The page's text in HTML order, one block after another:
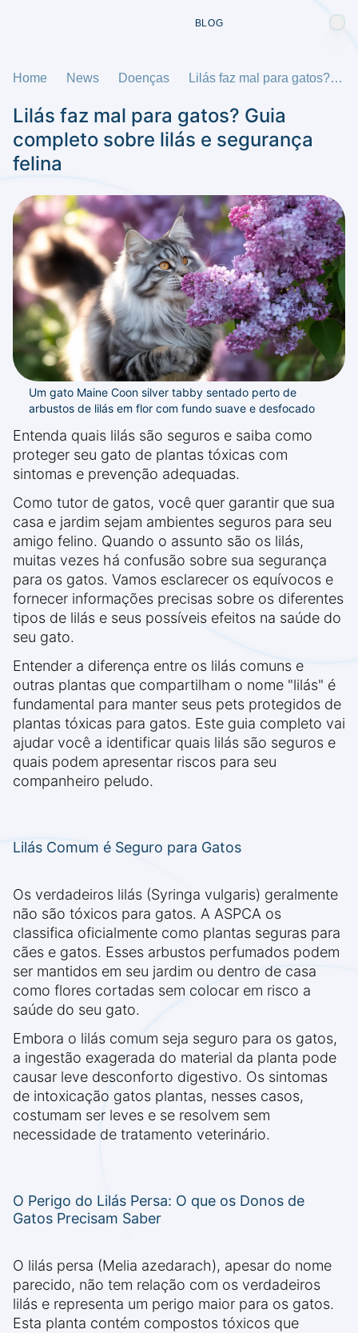
BLOG
Home News Doenças Lilás faz mal para gatos? Guia completo sobre lilás e segurança felina
Lilás faz mal para gatos? Guia
completo sobre lilás e segurança
felina
Um gato Maine Coon silver tabby sentado perto de
arbustos de lilás em flor com fundo suave e desfocado
Entenda quais lilás são seguros e saiba como
proteger seu gato de plantas tóxicas com
sintomas e prevenção adequadas.
Como tutor de gatos, você quer garantir que sua
casa e jardim sejam ambientes seguros para seu
amigo felino. Quando o assunto são os lilás,
muitas vezes há confusão sobre sua segurança
para os gatos. Vamos esclarecer os equívocos e
fornecer informações precisas sobre os diferentes
tipos de lilás e seus possíveis efeitos na saúde do
seu gato.
Entender a diferença entre os lilás comuns e
outras plantas que compartilham o nome "lilás" é
fundamental para manter seus pets protegidos de
plantas tóxicas para gatos. Este guia completo vai
ajudar você a identificar quais lilás são seguros e
quais podem apresentar riscos para seu
companheiro peludo.
Lilás Comum é Seguro para Gatos
Os verdadeiros lilás (Syringa vulgaris) geralmente
não são tóxicos para gatos. A ASPCA os
classifica oficialmente como plantas seguras para
cães e gatos. Esses arbustos perfumados podem
ser mantidos em seu jardim ou dentro de casa
como flores cortadas sem colocar em risco a
saúde do seu gato.
Embora o lilás comum seja seguro para os gatos,
a ingestão exagerada do material da planta pode
causar leve desconforto digestivo. Os sintomas
de intoxicação gatos plantas, nesses casos,
costumam ser leves e se resolvem sem
necessidade de tratamento veterinário.
O Perigo do Lilás Persa: O que os Donos de
Gatos Precisam Saber
O lilás persa (Melia azedarach), apesar do nome
parecido, não tem relação com os verdadeiros
lilás e representa um perigo maior para os gatos.
Esta planta contém compostos tóxicos que